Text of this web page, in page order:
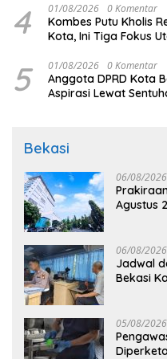
4 01/08/2026 0 Komentar
Kombes Putu Kholis
Kota, Ini Tiga Fokus
5 01/08/2026 0 Komentar
Anggota DPRD Kota
Aspirasi Lewat
Bekasi
06/08/2026
Agustus
06/08/2026
Jadwal
Bekasi
05/08/2026